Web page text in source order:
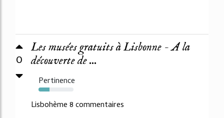
0
Les musées gratuits à Lisbonne - A la
découverte de ...
Pertinence
32%
Lisbohème 8 commentaires